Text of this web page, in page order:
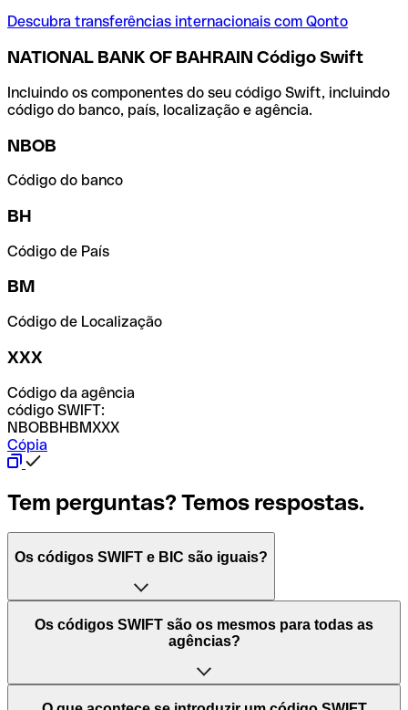
Descubra transferências internacionais com Qonto
NATIONAL BANK OF BAHRAIN Código Swift
Incluindo os componentes do seu código Swift, incluindo
código do banco, país, localização e agência.
NBOB
Código do banco
BH
Código de País
BM
Código de Localização
XXX
Código da agência
código SWIFT:
NBOBBHBMXXX
Cópia
Tem perguntas? Temos respostas.
Os códigos SWIFT e BIC são iguais?
O acrónimo SWIFT significa "Society for Worldwide
Interbank Financial Telecommunication (Sociedade para
Mundiais)". Trata-se de uma rede mundial onde se
processam pagamentos entre países. Por outro lado, BIC
Os códigos SWIFT são os mesmos para todas as
agências?